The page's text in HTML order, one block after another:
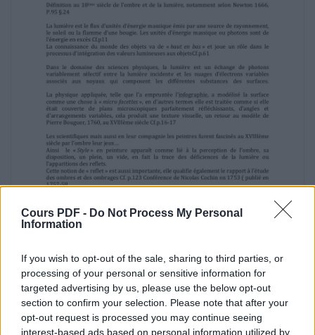
Cours PDF - Do Not Process My Personal
Information
If you wish to opt-out of the sale, sharing to third parties, or
processing of your personal or sensitive information for
targeted advertising by us, please use the below opt-out
section to confirm your selection. Please note that after your
opt-out request is processed you may continue seeing
interest-based ads based on personal information utilized by
C’est un des fondements de l’approche de
nombreux
exemples de peintres de cette période de
l’histoire de l’art.
- Pierre Subleyras (1699-1749) description p.
44-45,
- Giovanni Battista Tiepolo (1696-1770)
description p.62-63, où il parle de la riche
« irrésolution »du dessin, ce qui est
remarquable oxymore en apparence…
- Jean-Baptiste Siméon Chardin, l’ami de
Cochin, (1699-1779)
- Jean–Baptiste Oudry (1686 -1755)
commentaire très intéressant p. 155-156, («
Rigaud
Cette Peinture est picturale , au sens où
l’écriture peut – être littéraire. » )
(Cela correspond à la philosophie naissante
du XVIIIème siècle (pensez également aux
Planches de l’Encyclopédie de Diderot et
D’Alembert, elles ne sont pas négligeables